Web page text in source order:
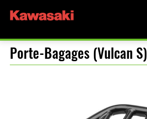
Porte-Bagages (Vulcan S)